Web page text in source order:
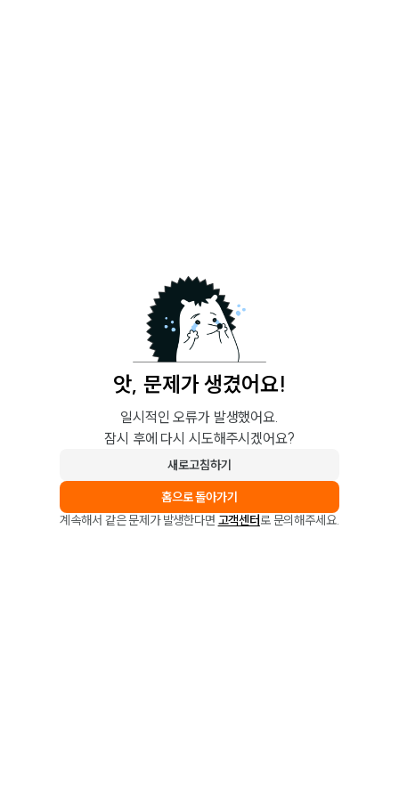
앗, 문제가 생겼어요!
일시적인 오류가 발생했어요.
잠시 후에 다시 시도해주시겠어요?
새로고침하기
홈으로 돌아가기
계속해서 같은 문제가 발생한다면 고객센터로 문의해주세요.